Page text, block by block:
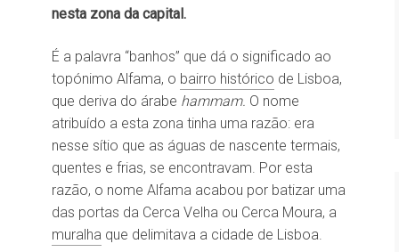
nesta zona da capital.
É a palavra “banhos” que dá o significado ao
topónimo Alfama, o bairro histórico de Lisboa,
que deriva do árabe hammam. O nome
atribuído a esta zona tinha uma razão: era
nesse sítio que as águas de nascente termais,
quentes e frias, se encontravam. Por esta
razão, o nome Alfama acabou por batizar uma
das portas da Cerca Velha ou Cerca Moura, a
muralha que delimitava a cidade de Lisboa.